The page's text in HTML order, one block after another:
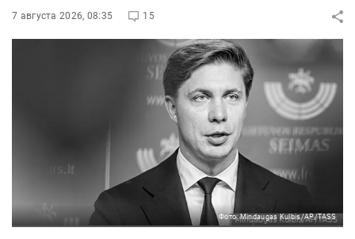
7 августа 2026, 08:35 15
Фото: Mindaugas Kulbis/AP/TASS